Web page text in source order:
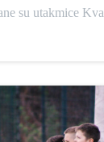
su utakmice